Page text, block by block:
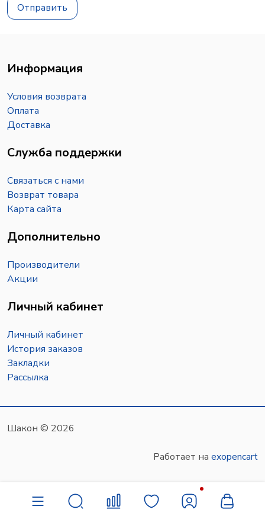
Отправить
Информация
Условия возврата
Оплата
Доставка
Служба поддержки
Связаться с нами
Возврат товара
Карта сайта
Дополнительно
Производители
Акции
Личный кабинет
Личный кабинет
История заказов
Закладки
Рассылка
Шакон © 2026
Работает на exopencart